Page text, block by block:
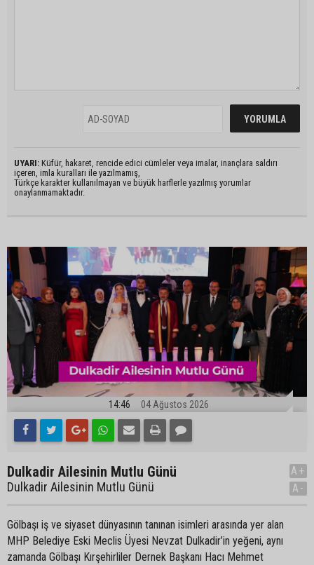
UYARI: Küfür, hakaret, rencide edici cümleler veya imalar, inançlara saldırı
içeren, imla kuralları ile yazılmamış,
Türkçe karakter kullanılmayan ve büyük harflerle yazılmış yorumlar
onaylanmamaktadır.
14:46 04 Ağustos 2026
Dulkadir Ailesinin Mutlu Günü
Dulkadir Ailesinin Mutlu Günü
A+
A-
Gölbaşı iş ve siyaset dünyasının tanınan isimleri arasında yer alan
MHP Belediye Eski Meclis Üyesi Nevzat Dulkadir’in yeğeni, aynı
zamanda Gölbaşı Kırşehirliler Dernek Başkanı Hacı Mehmet